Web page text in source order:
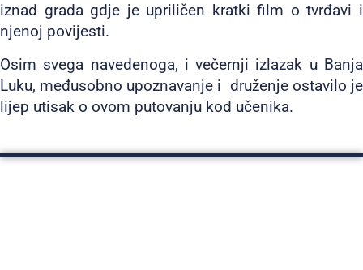
iznad grada gdje je upriličen kratki film o tvrđavi i
njenoj povijesti.
Osim svega navedenoga, i večernji izlazak u Banja
Luku, međusobno upoznavanje i druženje ostavilo je
lijep utisak o ovom putovanju kod učenika.